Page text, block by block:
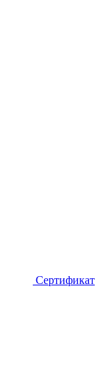
Сертификат